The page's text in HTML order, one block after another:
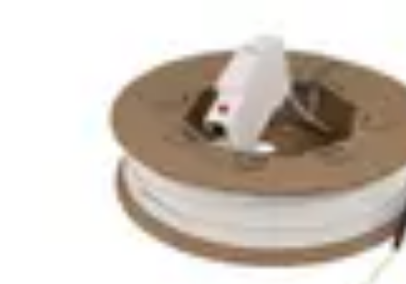
Comprendre la Fibre
Fibre Internet Maison